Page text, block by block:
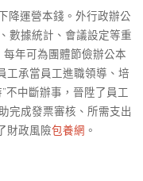
降運營本錢。外行政辦公
數據統計、會議設定等重
年可為團體節儉辦公本
工承當員工進職領導、培
不中斷辦事，晉陞了員工
完成發票審核、所需支出
財政風險包養網 。